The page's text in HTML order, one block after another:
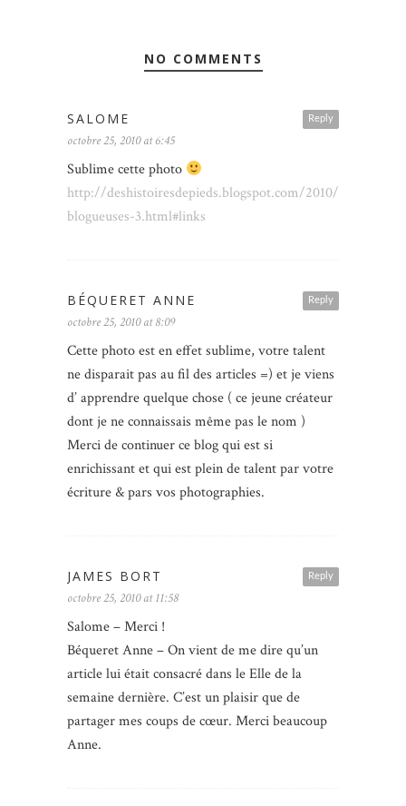
NO COMMENTS
Reply
SALOME
octobre 25, 2010 at 6:45
Sublime cette photo
http://deshistoiresdepieds.blogspot.com/2010/10/les-
blogueuses-3.html#links
Reply
BÉQUERET ANNE
octobre 25, 2010 at 8:09
Cette photo est en effet sublime, votre talent
ne disparait pas au fil des articles =) et je viens
d’ apprendre quelque chose ( ce jeune créateur
dont je ne connaissais même pas le nom )
Merci de continuer ce blog qui est si
enrichissant et qui est plein de talent par votre
écriture & pars vos photographies.
Reply
JAMES BORT
octobre 25, 2010 at 11:58
Salome – Merci !
Béqueret Anne – On vient de me dire qu’un
article lui était consacré dans le Elle de la
semaine dernière. C’est un plaisir que de
partager mes coups de cœur. Merci beaucoup
Anne.